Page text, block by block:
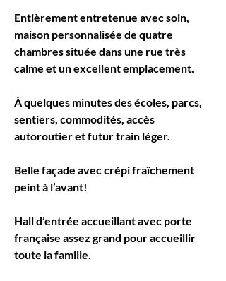
Entièrement entretenue avec soin,
maison personnalisée de quatre
chambres située dans une rue très
calme et un excellent emplacement.
À quelques minutes des écoles, parcs,
sentiers, commodités, accès
autoroutier et futur train léger.
Belle façade avec crépi fraîchement
peint à l’avant!
Hall d’entrée accueillant avec porte
française assez grand pour accueillir
toute la famille.